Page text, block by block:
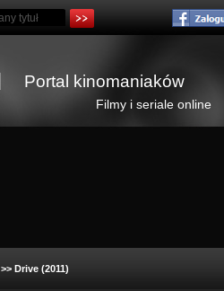
Portal kinomaniaków
Filmy i seriale online
>> Drive (2011)